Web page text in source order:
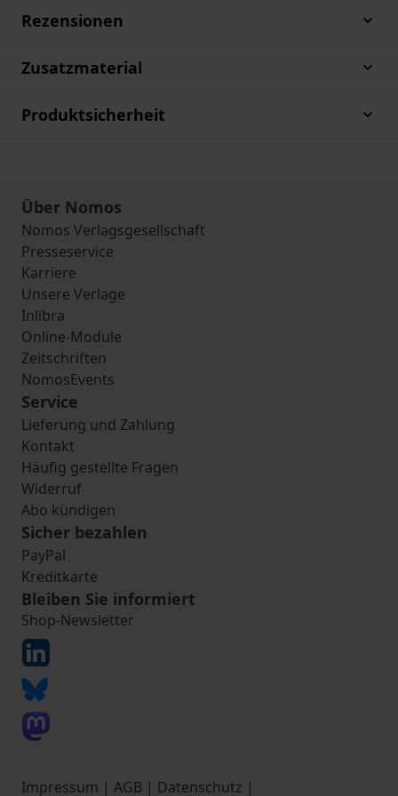
Rezensionen
Zusatzmaterial
Produktsicherheit
Über Nomos
Nomos Verlagsgesellschaft
Presseservice
Karriere
Unsere Verlage
Inlibra
Online-Module
Zeitschriften
NomosEvents
Service
Lieferung und Zahlung
Kontakt
Häufig gestellte Fragen
Widerruf
Abo kündigen
Sicher bezahlen
PayPal
Kreditkarte
Bleiben Sie informiert
Shop-Newsletter
Impressum | AGB | Datenschutz |